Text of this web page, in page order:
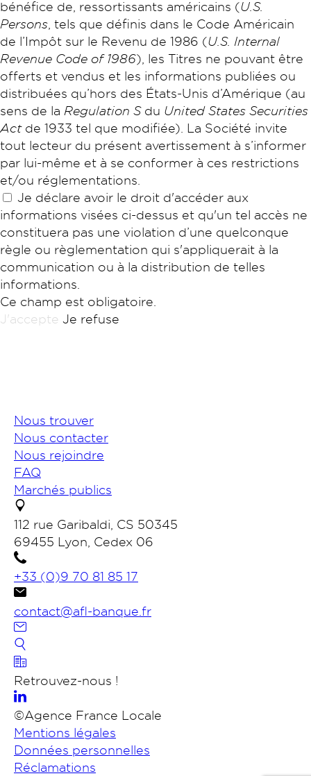
Rechercher
bénéfice de, ressortissants américains (U.S.
Persons , tels que définis dans le Code Américain
de l’Impôt sur le Revenu de 1986 (U.S. Internal
Revenue Code of 1986), les Titres ne pouvant être
offerts et vendus et les informations publiées ou
distribuées qu’hors des États-Unis d’Amérique (au
sens de la Regulation Sdu United States Securities
Actde 1933 tel que modifiée). La Société invite
tout lecteur du présent avertissement à s’informer
par lui-même et à se conformer à ces restrictions
et/ou réglementations.
Je déclare avoir le droit d'accéder aux
informations visées ci-dessus et qu'un tel accès ne
constituera pas une violation d’une quelconque
règle ou règlementation qui s'appliquerait à la
communication ou à la distribution de telles
informations.
Ce champ est obligatoire.
J'accepte Je refuse
Nous trouver
Nous contacter
Nous rejoindre
FAQ
Marchés publics
112 rue Garibaldi, CS 50345
69455 Lyon, Cedex 06
+33 (0)9 70 81 85 17
contact@afl-banque.fr
Retrouvez-nous !
©Agence France Locale
Mentions légales
Données personnelles
Réclamations